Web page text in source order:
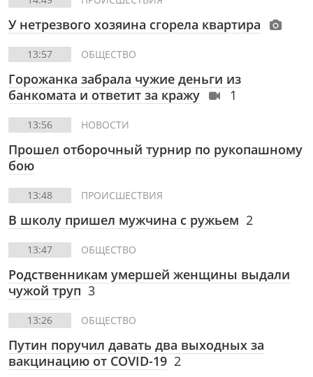
У нетрезвого хозяина сгорела квартира
13:57 ОБЩЕСТВО
Горожанка забрала чужие деньги из
банкомата и ответит за кражу
1
13:56 НОВОСТИ
Прошел отборочный турнир по рукопашному
бою
13:48 ПРОИСШЕСТВИЯ
В школу пришел мужчина с ружьем 2
13:47 ОБЩЕСТВО
Родственникам умершей женщины выдали
чужой труп 3
13:26 ОБЩЕСТВО
Путин поручил давать два выходных за
вакцинацию от COVID-19 2